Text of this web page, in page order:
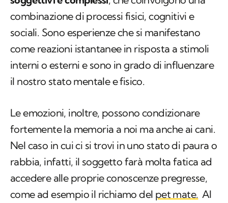
combinazione di processi fisici, cognitivi e
sociali. Sono esperienze che si manifestano
come reazioni istantanee in risposta a stimoli
interni o esterni e sono in grado di influenzare
il nostro stato mentale e fisico.
Le emozioni, inoltre, possono condizionare
fortemente la memoria a noi ma anche ai cani.
Nel caso in cui ci si trovi in uno stato di paura o
rabbia, infatti, il soggetto farà molta fatica ad
accedere alle proprie conoscenze pregresse,
come ad esempio il richiamo del pet mate. Al